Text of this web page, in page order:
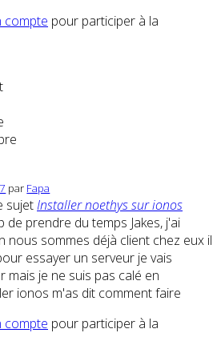
compte pour participer à la
par Fapa
sujetInstaller noethys sur ionos
de prendre du temps Jakes, j'ai
nous sommes déjà client chez eux il
essayer un serveur je vais
mais je ne suis pas calé en
ionos m'as dit comment faire
compte pour participer à la